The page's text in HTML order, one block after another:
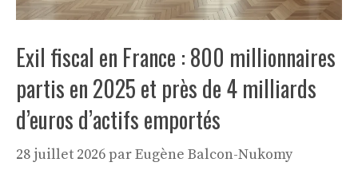
Exil fiscal en France : 800 millionnaires
partis en 2025 et près de 4 milliards
d’euros d’actifs emportés
28 juillet 2026parEugène Balcon-Nukomy